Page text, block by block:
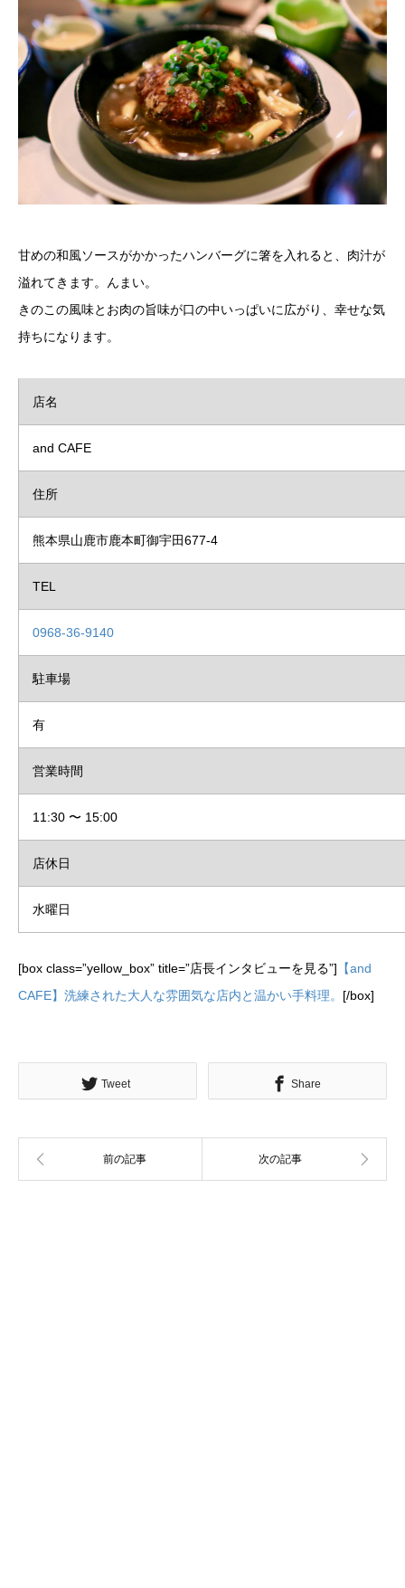
甘めの和風ソースがかかったハンバーグに箸を入れると、肉汁が
溢れてきます。んまい。
きのこの風味とお肉の旨味が口の中いっぱいに広がり、幸せな気
持ちになります。
店名
and CAFE
住所
熊本県山鹿市鹿本町御宇田677-4
TEL
0968-36-9140
駐車場
有
営業時間
11:30 〜 15:00
店休日
水曜日
[box class=”yellow_box” title=”店長インタビューを見る”] 【and
CAFE】洗練された大人な雰囲気な店内と温かい手料理。 [/box]
Tweet Share